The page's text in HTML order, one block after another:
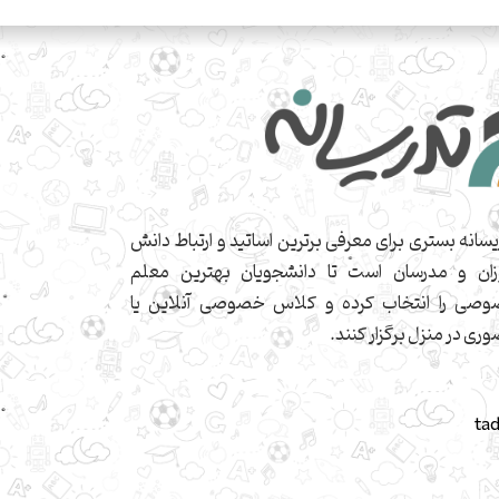
بستری برای معرفی برترین اساتید و ارتباط دانش
و مدرسان است تا دانشجویان بهترین معلم
را انتخاب کرده و کلاس خصوصی آنلاین یا
در منزل برگزار کنند.